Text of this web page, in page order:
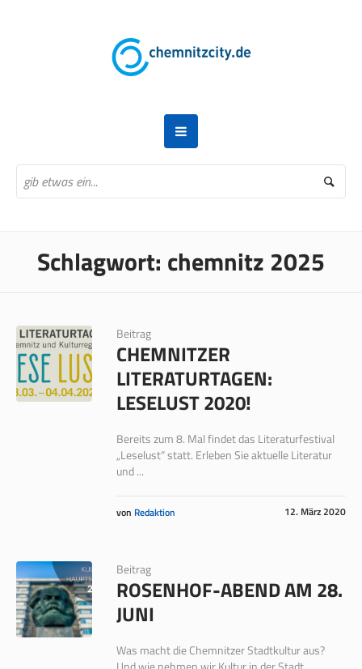
Schlagwort: chemnitz 2025
Beitrag
CHEMNITZER
LITERATURTAGEN:
LESELUST 2020!
Bereits zum 8. Mal findet das Literaturfestival
„Leselust“ statt. Erleben Sie aktuelle Literatur
und ...
12. März 2020
von Redaktion
Beitrag
ROSENHOF-ABEND AM 28.
JUNI
Was macht die Chemnitzer Stadtkultur aus?